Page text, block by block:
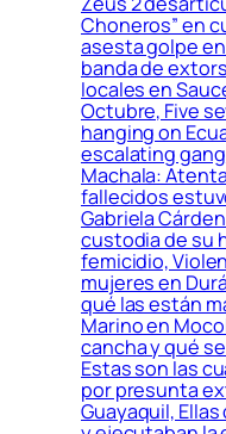
Choneros” en
asesta golpe
banda de
locales en
Octubre, Five
hanging on
escalating
Machala:
fallecidos
Gabriela
custodia de su
femicidio,
mujeres en
qué las están
Marino en
cancha y qué
Estas son las
por presunta
Guayaquil,